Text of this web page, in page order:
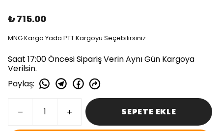
₺ 715.00
MNG Kargo Yada PTT Kargoyu Seçebilirsiniz.
Saat 17:00 Öncesi Sipariş Verin Aynı Gün Kargoya
Verilsin.
Paylaş:
SEPETE EKLE